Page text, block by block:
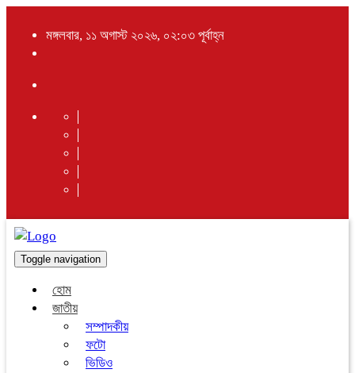
মঙ্গলবার, ১১ অগাস্ট ২০২৬, ০২:০৩ পূর্বাহ্ন
Toggle navigation
হোম
জাতীয়
সম্পাদকীয়
ফটো
ভিডিও